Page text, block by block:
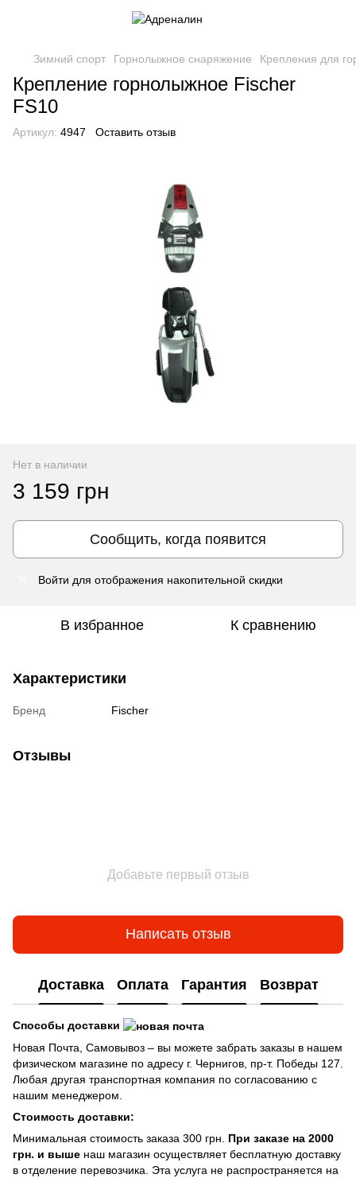
Зимний спорт Горнолыжное снаряжение Крепления для
Крепление горнолыжное Fischer
FS10
Артикул: 4947 Оставить отзыв
Нет в наличии
3 159 грн
Сообщить, когда появится
Войти для отображения накопительной скидки
В избранное К сравнению
Характеристики
Бренд Fischer
Отзывы
Добавьте первый отзыв
Написать отзыв
Доставка Оплата Гарантия Возврат
Способы доставки
Новая Почта, Самовывоз – вы можете забрать заказы в нашем
физическом магазине по адресу г. Чернигов, пр-т. Победы 127.
Любая другая транспортная компания по согласованию с
нашим менеджером.
Стоимость доставки:
Минимальная стоимость заказа 300 грн. При заказе на 2000
грн. и выше наш магазин осуществляет бесплатную доставку
в отделение перевозчика. Эта услуга не распространяется на